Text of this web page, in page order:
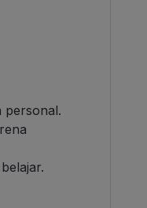
personal.